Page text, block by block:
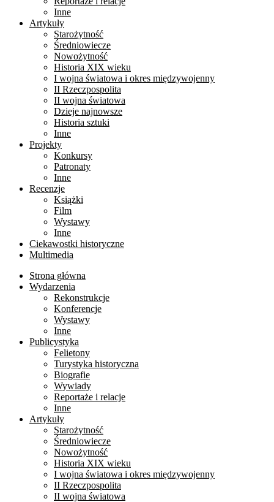
Inne
Artykuły
Starożytność
Średniowiecze
Nowożytność
Historia XIX wieku
I wojna światowa i okres międzywojenny
II Rzeczpospolita
II wojna światowa
Dzieje najnowsze
Historia sztuki
Inne
Projekty
Konkursy
Patronaty
Inne
Recenzje
Książki
Film
Wystawy
Inne
Ciekawostki historyczne
Multimedia
Strona główna
Wydarzenia
Rekonstrukcje
Konferencje
Wystawy
Inne
Publicystyka
Felietony
Turystyka historyczna
Biografie
Wywiady
Reportaże i relacje
Inne
Artykuły
Starożytność
Średniowiecze
Nowożytność
Historia XIX wieku
I wojna światowa i okres międzywojenny
II Rzeczpospolita
II wojna światowa